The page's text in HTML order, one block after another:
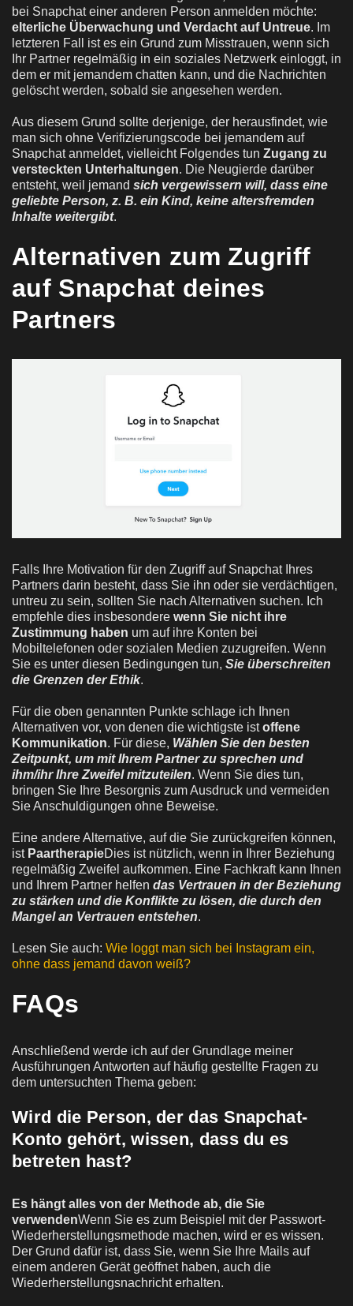
bei Snapchat einer anderen Person anmelden möchte:
elterliche Überwachung und Verdacht auf Untreue. Im
letzteren Fall ist es ein Grund zum Misstrauen, wenn sich
Ihr Partner regelmäßig in ein soziales Netzwerk einloggt, in
dem er mit jemandem chatten kann, und die Nachrichten
gelöscht werden, sobald sie angesehen werden.
Aus diesem Grund sollte derjenige, der herausfindet, wie
man sich ohne Verifizierungscode bei jemandem auf
Snapchat anmeldet, vielleicht Folgendes tun Zugang zu
versteckten Unterhaltungen. Die Neugierde darüber
entsteht, weil jemand sich vergewissern will, dass eine
geliebte Person, z. B. ein Kind, keine altersfremden
Inhalte weitergibt.
Alternativen zum Zugriff
auf Snapchat deines
Partners
Falls Ihre Motivation für den Zugriff auf Snapchat Ihres
Partners darin besteht, dass Sie ihn oder sie verdächtigen,
untreu zu sein, sollten Sie nach Alternativen suchen. Ich
empfehle dies insbesondere wenn Sie nicht ihre
Zustimmung haben um auf ihre Konten bei
Mobiltelefonen oder sozialen Medien zuzugreifen. Wenn
Sie es unter diesen Bedingungen tun, Sie überschreiten
die Grenzen der Ethik.
Für die oben genannten Punkte schlage ich Ihnen
Alternativen vor, von denen die wichtigste istoffene
Kommunikation. Für diese, Wählen Sie den besten
Zeitpunkt, um mit Ihrem Partner zu sprechen und
ihm/ihr Ihre Zweifel mitzuteilen. Wenn Sie dies tun,
bringen Sie Ihre Besorgnis zum Ausdruck und vermeiden
Sie Anschuldigungen ohne Beweise.
Eine andere Alternative, auf die Sie zurückgreifen können,
ist PaartherapieDies ist nützlich, wenn in Ihrer Beziehung
regelmäßig Zweifel aufkommen. Eine Fachkraft kann Ihnen
und Ihrem Partner helfen das Vertrauen in der Beziehung
zu stärken und die Konflikte zu lösen, die durch den
Mangel an Vertrauen entstehen.
Lesen Sie auch: Wie loggt man sich bei Instagram ein,
ohne dass jemand davon weiß?
FAQs
Anschließend werde ich auf der Grundlage meiner
Ausführungen Antworten auf häufig gestellte Fragen zu
dem untersuchten Thema geben:
Wird die Person, der das Snapchat-
Konto gehört, wissen, dass du es
betreten hast?
Es hängt alles von der Methode ab, die Sie
verwendenWenn Sie es zum Beispiel mit der Passwort-
Wiederherstellungsmethode machen, wird er es wissen.
Der Grund dafür ist, dass Sie, wenn Sie Ihre Mails auf
einem anderen Gerät geöffnet haben, auch die
Wiederherstellungsnachricht erhalten.